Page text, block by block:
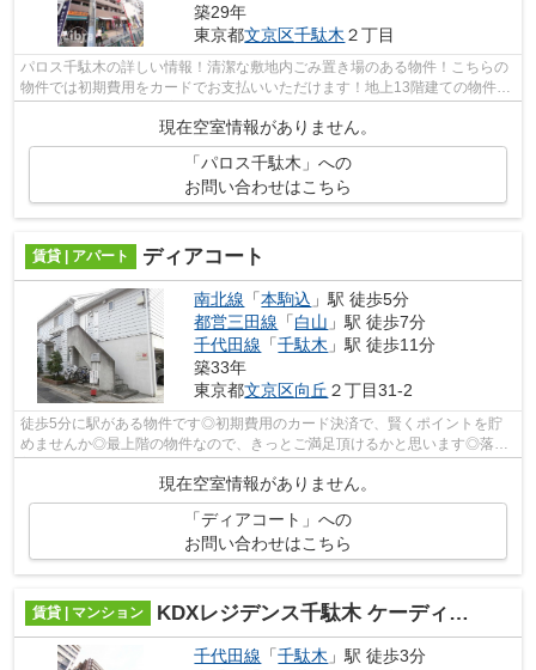
築29年
東京都文京区千駄木 ２丁目
パロス千駄木の詳しい情報！清潔な敷地内ごみ置き場のある物件！こちらの
物件では初期費用をカードでお支払いいただけます！地上13階建ての物件で
現在空室情報がありません。
「パロス千駄木」への
お問い合わせはこちら
賃貸 | アパート ディアコート
南北線 「本駒込 」駅 徒歩5分
都営三田線 「白山 」駅 徒歩7分
千代田線 「千駄木 」駅 徒歩11分
築33年
東京都文京区向丘 ２丁目31-2
徒歩5分に駅がある物件です◎初期費用のカード決済で、賢くポイントを貯
めませんか◎最上階の物件なので、きっとご満足頂けるかと思います◎落ち
現在空室情報がありません。
「ディアコート」への
お問い合わせはこちら
賃貸 | マンション KDXレジデンス千駄木 ケーディーエックスレジデンス千駄木
千代田線 「千駄木 」駅 徒歩3分